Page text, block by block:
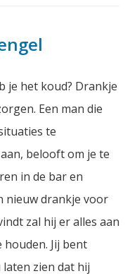
je het koud? Drankje
Een man die
te
belooft om je te
in de bar en
nieuw drankje voor
zal hij er alles aan
Jij bent
zien dat hij